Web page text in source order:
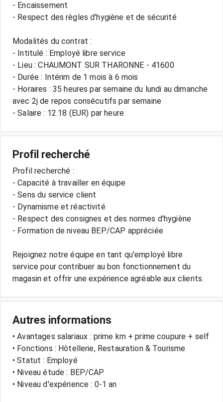
- Encaissement
- Respect des règles d'hygiène et de sécurité
Modalités du contrat :
- Intitulé : Employé libre service
- Lieu : CHAUMONT SUR THARONNE - 41600
- Durée : Intérim de 1 mois à 6 mois
- Horaires : 35 heures par semaine du lundi au dimanche
avec 2j de repos consécutifs par semaine
- Salaire : 12.18 (EUR) par heure
Profil recherché
Profil recherché :
- Capacité à travailler en équipe
- Sens du service client
- Dynamisme et réactivité
- Respect des consignes et des normes d'hygiène
- Formation de niveau BEP/CAP appréciée
Rejoignez notre équipe en tant qu'employé libre
service pour contribuer au bon fonctionnement du
Autres informations
• Avantages salariaux : prime km + prime coupure + self
• Fonctions : Hôtellerie, Restauration & Tourisme
• Statut : Employé
• Niveau étude : BEP/CAP
• Niveau d'expérience : 0-1 an